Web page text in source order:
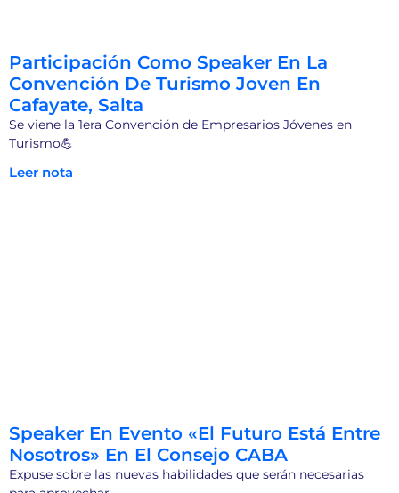
Participación Como Speaker En La
Convención De Turismo Joven En
Cafayate, Salta
Se viene la 1era Convención de Empresarios Jóvenes en
Turismo💪
Leer nota
Speaker En Evento «El Futuro Está Entre
Nosotros» En El Consejo CABA
Expuse sobre las nuevas habilidades que serán necesarias